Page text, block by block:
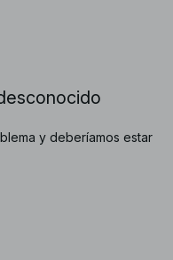
y deberíamos estar